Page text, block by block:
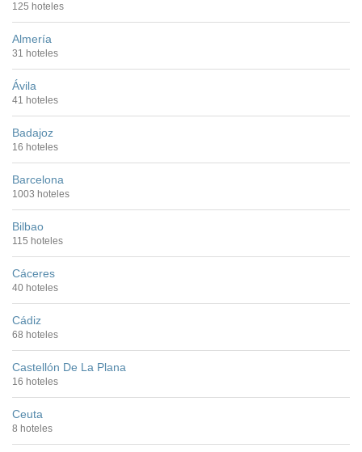
125 hoteles
Almería
31 hoteles
Ávila
41 hoteles
Badajoz
16 hoteles
Barcelona
1003 hoteles
Bilbao
115 hoteles
Cáceres
40 hoteles
Cádiz
68 hoteles
Castellón De La Plana
16 hoteles
Ceuta
8 hoteles